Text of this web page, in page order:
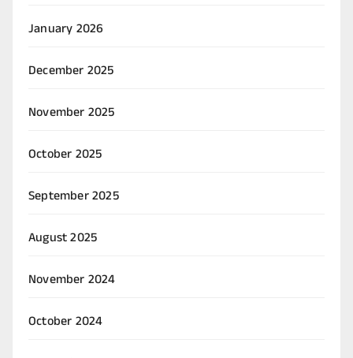
January 2026
December 2025
November 2025
October 2025
September 2025
August 2025
November 2024
October 2024